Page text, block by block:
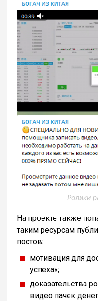
Ролики
На проекте также
таким ресурсам
постов:
мотивация для
успеха»;
доказательства
видео пачек